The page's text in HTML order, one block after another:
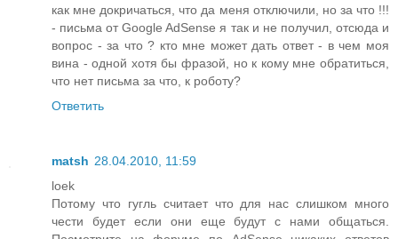
как мне докричаться, что да меня отключили, но за что !!!
- письма от Google AdSense я так и не получил, отсюда и
вопрос - за что ? кто мне может дать ответ - в чем моя
вина - одной хотя бы фразой, но к кому мне обратиться,
что нет письма за что, к роботу?
Ответить
matsh 28.04.2010, 11:59
loek
Потому что гугль считает что для нас слишком много
чести будет если они еще будут с нами общаться.